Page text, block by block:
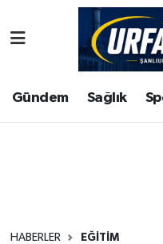
Gündem Sağlık
HABERLER EĞITIM
ASAYİS
ÇEVRE
Şanlıurfa Nöbetçi
Şanlıurfa Hava